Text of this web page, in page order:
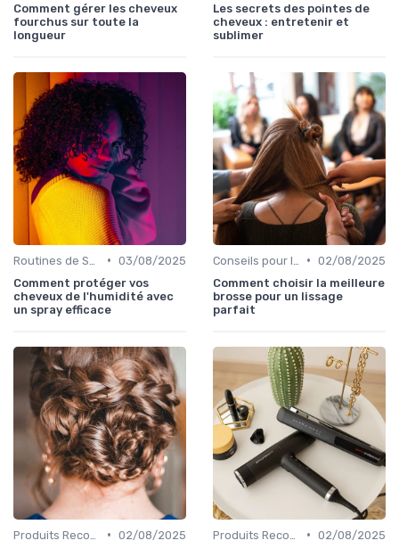
Comment gérer les cheveux
fourchus sur toute la
longueur
Les secrets des pointes de
cheveux : entretenir et
sublimer
• 03/08/2025
Comment protéger vos
cheveux de l'humidité avec
un spray efficace
• 02/08/2025
Comment choisir la meilleure
brosse pour un lissage
parfait
• 02/08/2025
• 02/08/2025